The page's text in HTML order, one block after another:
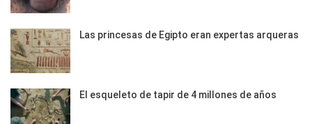
Las princesas de Egipto eran expertas arqueras
El esqueleto de tapir de 4 millones de años